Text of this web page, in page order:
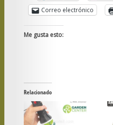
Correo electrónico
Me gusta esto:
Relacionado